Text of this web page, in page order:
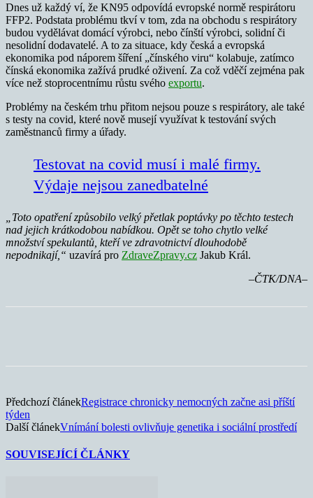
Dnes už každý ví, že KN95 odpovídá evropské normě respirátoru
FFP2. Podstata problému tkví v tom, zda na obchodu s respirátory
budou vydělávat domácí výrobci, nebo čínští výrobci, solidní či
nesolidní dodavatelé. A to za situace, kdy česká a evropská
ekonomika pod náporem šíření „čínského viru“ kolabuje, zatímco
čínská ekonomika zažívá prudké oživení. Za což vděčí zejména pak
více než stoprocentnímu růstu svého exportu.
Problémy na českém trhu přitom nejsou pouze s respirátory, ale také
s testy na covid, které nově musejí využívat k testování svých
zaměstnanců firmy a úřady.
Testovat na covid musí i malé firmy.
Výdaje nejsou zanedbatelné
„Toto opatření způsobilo velký přetlak poptávky po těchto testech
nad jejich krátkodobou nabídkou. Opět se toho chytlo velké
množství spekulantů, kteří ve zdravotnictví dlouhodobě
nepodnikají,“ uzavírá pro ZdraveZpravy.cz Jakub Král.
–ČTK/DNA–
Předchozí článekRegistrace chronicky nemocných začne asi příští
týden
Další článekVnímání bolesti ovlivňuje genetika i sociální prostředí
SOUVISEJÍCÍ ČLÁNKY